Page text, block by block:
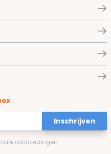
Inschrijven
aanbiedingen